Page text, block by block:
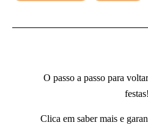
O passo a passo para
festas!
Clica em saber mais e